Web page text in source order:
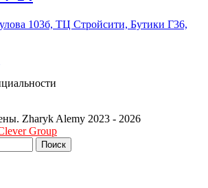
103б, ТЦ Стройсити, Бутики Г36,
Zharyk Alemy 2023 - 2026
Group
Поиск